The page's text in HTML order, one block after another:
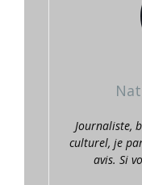
Journaliste,
culturel, je
avis. Si